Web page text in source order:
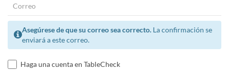
Asegúrese de que su correo sea correcto. La confirmación se
enviará a este correo.
Haga una cuenta en TableCheck